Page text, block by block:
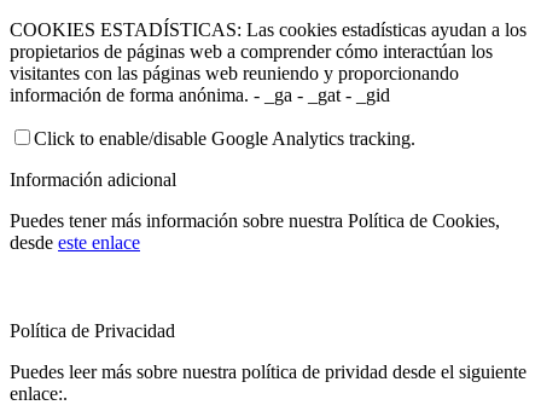
COOKIES ESTADÍSTICAS: Las cookies estadísticas ayudan a los
propietarios de páginas web a comprender cómo interactúan los
visitantes con las páginas web reuniendo y proporcionando
información de forma anónima. - _ga - _gat - _gid
Click to enable/disable Google Analytics tracking.
Información adicional
Puedes tener más información sobre nuestra Política de Cookies,
desde este enlace
Política de Privacidad
Puedes leer más sobre nuestra política de prividad desde el siguiente
enlace:.